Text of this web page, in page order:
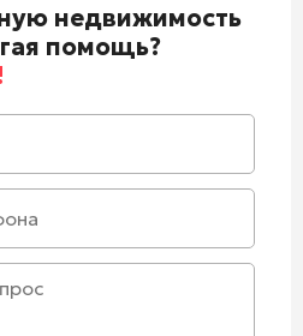
недвижимость
помощь?